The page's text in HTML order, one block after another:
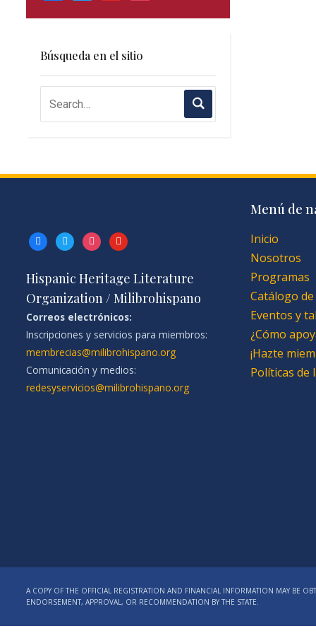
Búsqueda en el sitio
facebooktwitterinstagramyoutube
Hispanic Heritage Literature
Organization / Milibrohispano
Correos electrónicos:
Inscripciones y servicios para miembros:
membrecias@milibrohispano.org
Comunicación y medios:
redesyservicios@milibrohispano.org
Menú de
Inicio
Nosotros
Programas
Catálogo
Eventos y
¿Cómo
¡Hazte
Políticas de
A COPY OF THE OFFICIAL REGISTRATION AND FINANCIAL INFORMATION MAY BE
ENDORSEMENT, APPROVAL, OR RECOMMENDATION BY THE STATE.